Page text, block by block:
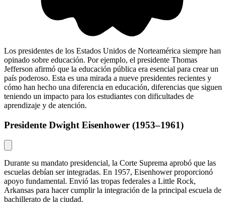
Los presidentes de los Estados Unidos de Norteamérica siempre han
opinado sobre educación. Por ejemplo, el presidente Thomas
Jefferson afirmó que la educación pública era esencial para crear un
país poderoso. Esta es una mirada a nueve presidentes recientes y
cómo han hecho una diferencia en educación, diferencias que siguen
teniendo un impacto para los estudiantes con dificultades de
aprendizaje y de atención.
Presidente Dwight Eisenhower (1953–1961)
Durante su mandato presidencial, la Corte Suprema aprobó que las
escuelas debían ser integradas. En 1957, Eisenhower proporcionó
apoyo fundamental. Envió las tropas federales a Little Rock,
Arkansas para hacer cumplir la integración de la principal escuela de
bachillerato de la ciudad.